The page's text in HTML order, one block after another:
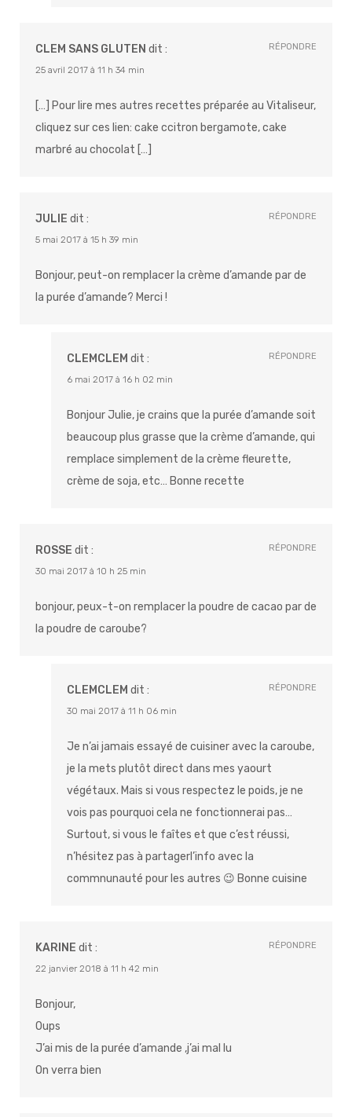
CLEM SANS GLUTEN dit :
25 avril 2017 à 11 h 34 min
[…] Pour lire mes autres recettes préparée au Vitaliseur,
cliquez sur ces lien: cake ccitron bergamote, cake
marbré au chocolat […]
RÉPONDRE
JULIE dit :
5 mai 2017 à 15 h 39 min
Bonjour, peut-on remplacer la crème d’amande par de
la purée d’amande? Merci !
RÉPONDRE
CLEMCLEM dit :
6 mai 2017 à 16 h 02 min
Bonjour Julie, je crains que la purée d’amande soit
beaucoup plus grasse que la crème d’amande, qui
remplace simplement de la crème fleurette,
crème de soja, etc… Bonne recette
RÉPONDRE
ROSSE dit :
30 mai 2017 à 10 h 25 min
bonjour, peux-t-on remplacer la poudre de cacao par de
la poudre de caroube?
RÉPONDRE
CLEMCLEM dit :
30 mai 2017 à 11 h 06 min
Je n’ai jamais essayé de cuisiner avec la caroube,
je la mets plutôt direct dans mes yaourt
végétaux. Mais si vous respectez le poids, je ne
vois pas pourquoi cela ne fonctionnerai pas…
Surtout, si vous le faîtes et que c’est réussi,
n’hésitez pas à partagerl’info avec la
commnunauté pour les autres 😉 Bonne cuisine
RÉPONDRE
KARINE dit :
22 janvier 2018 à 11 h 42 min
Bonjour,
Oups
J’ai mis de la purée d’amande ,j’ai mal lu
On verra bien
RÉPONDRE